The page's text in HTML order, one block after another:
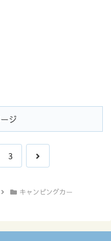
ジ
3
次
キャンピングカー